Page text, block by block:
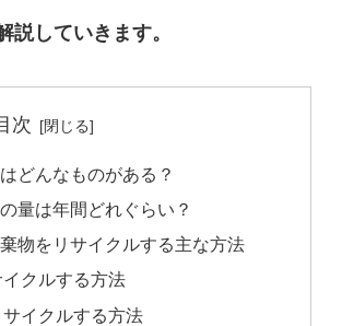
していきます。
次
どんなものがある？
量は年間どれぐらい？
物をリサイクルする主な方法
クルする方法
イクルする方法